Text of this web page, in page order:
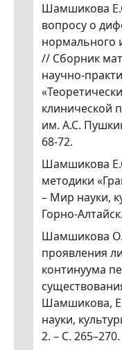
Шамшикова
вопросу о
нормального
// Сборник
научно-
клинической
им. А.С.
68-72.
Шамшикова
методики
– Мир науки,
Горно-
Шамшикова О.
проявления
континуума
Шамшикова,
науки,
2. – С. 265–270.